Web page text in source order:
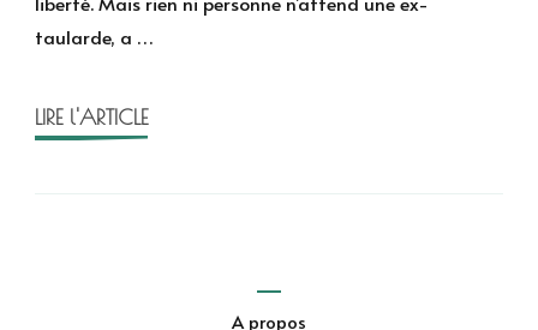
Lisa
taularde, a …
LIRE l'ARTICLE
A propos